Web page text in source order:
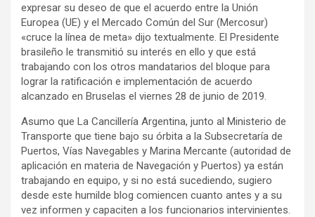
expresar su deseo de que el acuerdo entre la Unión
Europea (UE) y el Mercado Común del Sur (Mercosur)
«cruce la línea de meta» dijo textualmente. El Presidente
brasileño le transmitió su interés en ello y que está
trabajando con los otros mandatarios del bloque para
lograr la ratificación e implementación de acuerdo
alcanzado en Bruselas el viernes 28 de junio de 2019.
Asumo que La Cancillería Argentina, junto al Ministerio de
Transporte que tiene bajo su órbita a la Subsecretaría de
Puertos, Vías Navegables y Marina Mercante (autoridad de
aplicación en materia de Navegación y Puertos) ya están
trabajando en equipo, y si no está sucediendo, sugiero
desde este humilde blog comiencen cuanto antes y a su
vez informen y capaciten a los funcionarios intervinientes.